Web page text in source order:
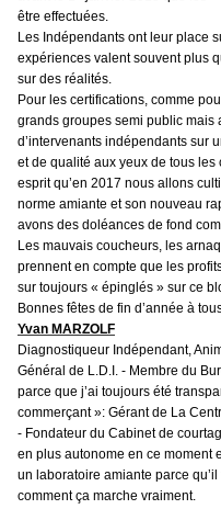
être effectuées.
Les Indépendants ont leur place
expériences valent souvent plus
sur des réalités.
Pour les certifications, comme
grands groupes semi public mais
d’intervenants indépendants sur
et de qualité aux yeux de tous les
esprit qu’en 2017 nous allons
norme amiante et son nouveau
avons des doléances de fond
Les mauvais coucheurs, les
prennent en compte que les
sur toujours « épinglés » sur ce
Bonnes fêtes de fin d’année à
Yvan MARZOLF
Diagnostiqueur Indépendant,
Général de L.D.I. - Membre du
parce que j’ai toujours été
commerçant »: Gérant de La
- Fondateur du Cabinet de
en plus autonome en ce moment
un laboratoire amiante parce
comment ça marche vraiment.